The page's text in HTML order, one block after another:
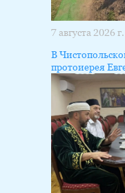
7 августа 2026 г.
В
протоиерея